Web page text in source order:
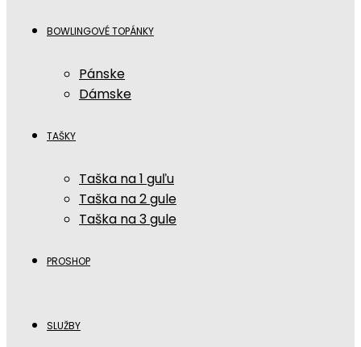
BOWLINGOVÉ TOPÁNKY
Pánske
Dámske
TAŠKY
Taška na 1 guľu
Taška na 2 gule
Taška na 3 gule
PROSHOP
SLUŽBY